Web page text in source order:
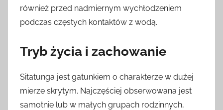
również przed nadmiernym wychłodzeniem
podczas częstych kontaktów z wodą.
Tryb życia i zachowanie
Sitatunga jest gatunkiem o charakterze w dużej
mierze skrytym. Najczęściej obserwowana jest
samotnie lub w małych grupach rodzinnych,